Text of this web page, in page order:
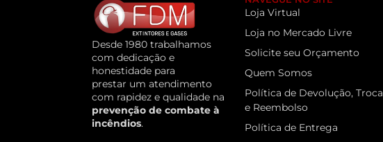
Desde 1980 trabalhamos
com dedicação e
honestidade para
prestar um atendimento
com rapidez e qualidade na
prevenção de combate à
incêndios.
Loja Virtual
Loja no Mercado Livre
Solicite seu Orçamento
Quem Somos
Política de Devolução, Troca
e Reembolso
Política de Entrega